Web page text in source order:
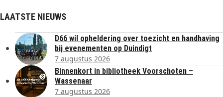
LAATSTE NIEUWS
D66 wil opheldering over toezicht en handhaving
bij evenementen op Duindigt
7 augustus 2026
Binnenkort in bibliotheek Voorschoten –
Wassenaar
7 augustus 2026